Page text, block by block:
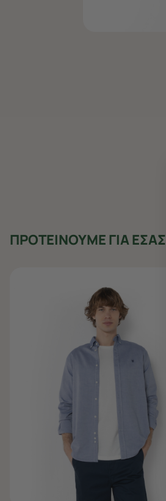
ΠΡΟΤΕΙΝΟΥΜΕ ΓΙΑ ΕΣΑΣ